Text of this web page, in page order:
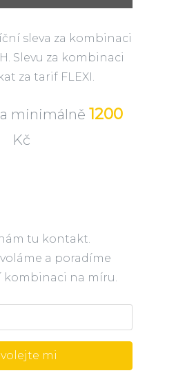
sleva za kombinaci
Slevu za kombinaci
za tarif FLEXI.
minimálně 1200
Kč
tu kontakt.
a poradíme
kombinaci na míru.